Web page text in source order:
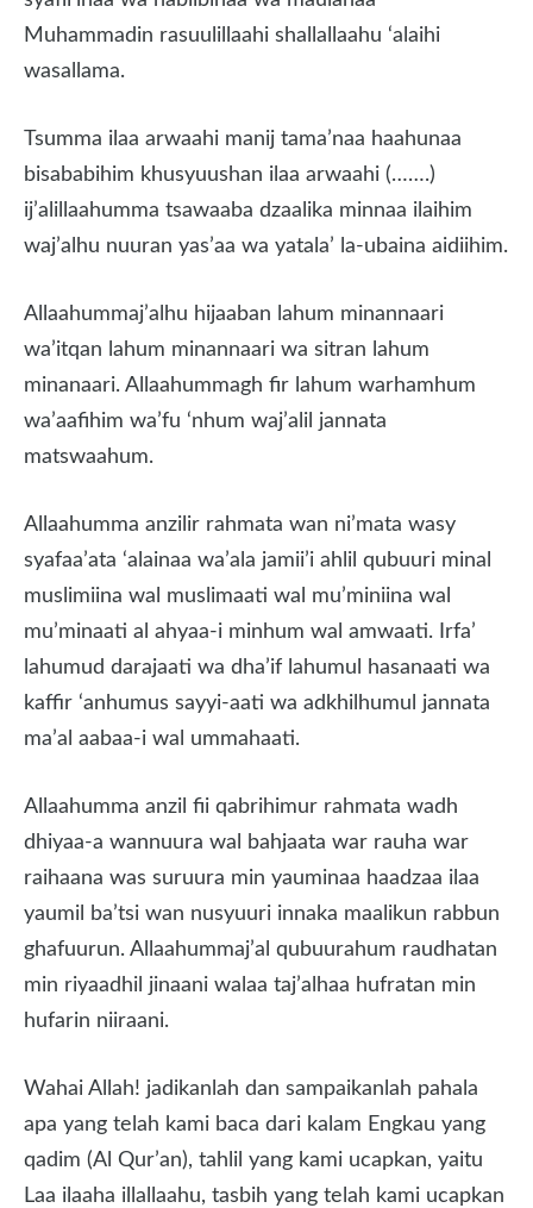
Muhammadin rasuulillaahi shallallaahu ‘alaihi
wasallama.
Tsumma ilaa arwaahi manij tama’naa haahunaa
bisababihim khusyuushan ilaa arwaahi (…….)
ij’alillaahumma tsawaaba dzaalika minnaa ilaihim
waj’alhu nuuran yas’aa wa yatala’ la-ubaina aidiihim.
Allaahummaj’alhu hijaaban lahum minannaari
wa’itqan lahum minannaari wa sitran lahum
minanaari. Allaahummagh fir lahum warhamhum
wa’aafihim wa’fu ‘nhum waj’alil jannata
matswaahum.
Allaahumma anzilir rahmata wan ni’mata wasy
syafaa’ata ‘alainaa wa’ala jamii’i ahlil qubuuri minal
muslimiina wal muslimaati wal mu’miniina wal
mu’minaati al ahyaa-i minhum wal amwaati. Irfa’
lahumud darajaati wa dha’if lahumul hasanaati wa
kaffir ‘anhumus sayyi-aati wa adkhilhumul jannata
ma’al aabaa-i wal ummahaati.
Allaahumma anzil fii qabrihimur rahmata wadh
dhiyaa-a wannuura wal bahjaata war rauha war
raihaana was suruura min yauminaa haadzaa ilaa
yaumil ba’tsi wan nusyuuri innaka maalikun rabbun
ghafuurun. Allaahummaj’al qubuurahum raudhatan
min riyaadhil jinaani walaa taj’alhaa hufratan min
hufarin niiraani.
Wahai Allah! jadikanlah dan sampaikanlah pahala
apa yang telah kami baca dari kalam Engkau yang
qadim (Al Qur’an), tahlil yang kami ucapkan, yaitu
Laa ilaaha illallaahu, tasbih yang telah kami ucapkan